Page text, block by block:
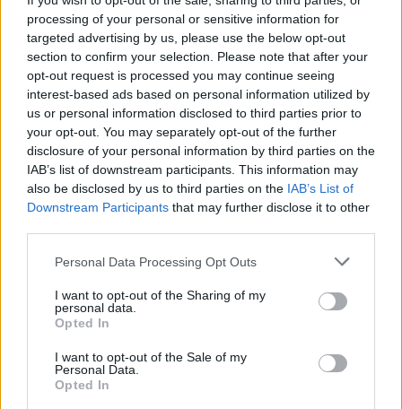
processing of your personal or sensitive information for
targeted advertising by us, please use the below opt-out
section to confirm your selection. Please note that after your
opt-out request is processed you may continue seeing
interest-based ads based on personal information utilized by
us or personal information disclosed to third parties prior to
your opt-out. You may separately opt-out of the further
disclosure of your personal information by third parties on the
IAB’s list of downstream participants. This information may
also be disclosed by us to third parties on the IAB’s List of
Downstream Participants that may further disclose it to other
Personal Data Processing Opt Outs
I want to opt-out of the Sharing of my
personal data.
Opted In
I want to opt-out of the Sale of my
Personal Data.
Opted In
Σε ένα μπολ, ρίχνεις όλα τα υλικά και τα
ανακατεύεις καλά. Την αφήνεις εκεί για ένα
τέταρτο περίπου και στη συνέχεια την
τοποθετείς σε ένα βαζάκι με καπάκι. Για να την
χρησιμοποιήσεις τα πράγματα είναι πολύ
απλά. Παίρνεις τη σκόνη που έφτιαξες, τη
σκορπάς σε όλη την επιφάνεια του χαλιού (ή
των χαλιών) σου, την αφήνεις για μισή ώρα και